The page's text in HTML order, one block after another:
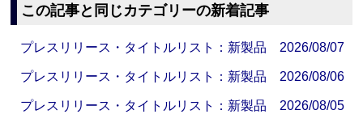
この記事と同じカテゴリーの新着記事
プレスリリース・タイトルリスト：新製品 2026/08/07
プレスリリース・タイトルリスト：新製品 2026/08/06
プレスリリース・タイトルリスト：新製品 2026/08/05